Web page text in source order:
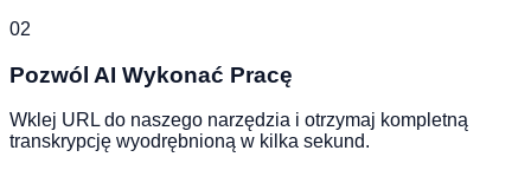
02
Pozwól AI Wykonać Pracę
Wklej URL do naszego narzędzia i otrzymaj kompletną
transkrypcję wyodrębnioną w kilka sekund.